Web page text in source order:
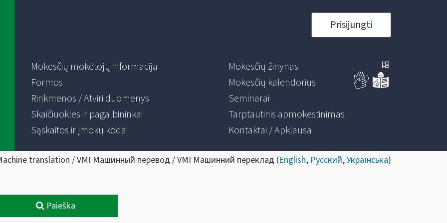
Prisijungti
Mokesčių mokėtojų informacija
Formos
Rinkmenos / Atviri duomenys
Skaičiuoklės ir pagalbininkai
Sąskaitos ir įmokų kodai
Mokesčių žinynas
Mokesčių kalendorius
Seminarai
Tarptautinis apmokestinimas
Kontaktai / Apklausa
translation / VMI Машинный перевод / VMI Машинний переклад (English, Русский,Українська)
Paieška